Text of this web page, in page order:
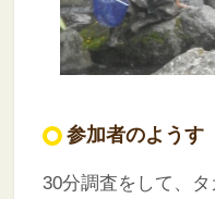
参加者のようす
30分調査をして、